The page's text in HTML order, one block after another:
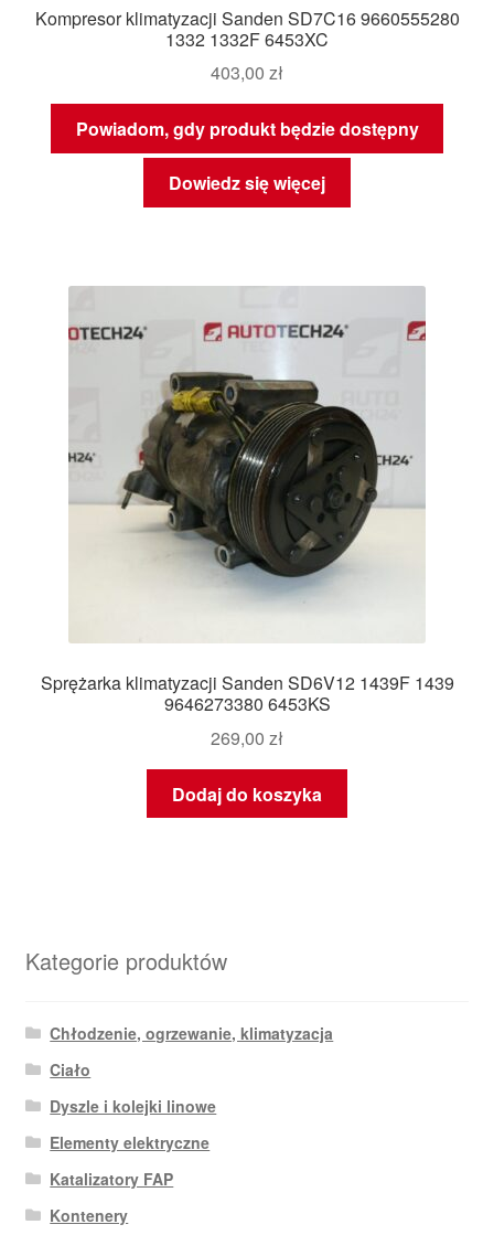
Kompresor klimatyzacji Sanden SD7C16 9660555280
1332 1332F 6453XC
403,00 zł
Powiadom, gdy produkt będzie dostępny
Dowiedz się więcej
Sprężarka klimatyzacji Sanden SD6V12 1439F 1439
9646273380 6453KS
269,00 zł
Dodaj do koszyka
Kategorie produktów
Chłodzenie, ogrzewanie, klimatyzacja
Ciało
Dyszle i kolejki linowe
Elementy elektryczne
Katalizatory FAP
Kontenery